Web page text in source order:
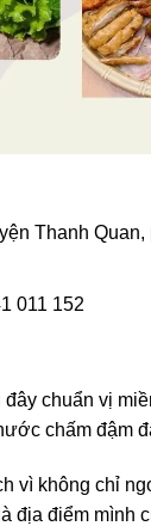
Thanh
011 152
đây chuẩn vị
chấm đậm
vì không chỉ
địa điểm mình